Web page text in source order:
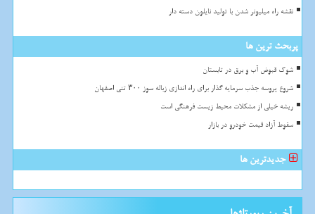
نقشه راه میلیونر شدن با تولید نایلون دسته دار
پربحث ترین ها
شوک قبوض آب و برق در تابستان
شروع پروسه جذب سرمایه گذار برای راه اندازی زباله سوز ۳۰۰ تنی اصفهان
ریشه خیلی از مشکلات محیط زیست فرهنگی است
سقوط آزاد قیمت خودرو در بازار
جدیدترین ها